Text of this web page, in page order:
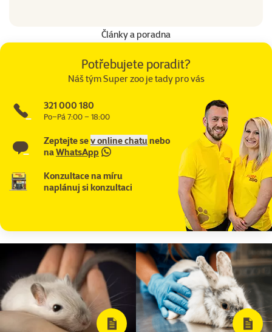
Články a poradna
Potřebujete poradit?
Náš tým Super zoo je tady pro vás
321 000 180
Po–Pá 7:00 – 18:00
Zeptejte sev online chatunebo
naWhatsApp
Konzultace na míru
naplánuj si konzultaci